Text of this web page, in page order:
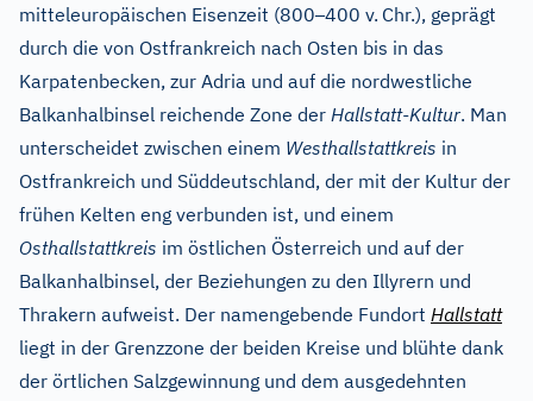
mitteleuropäischen Eisenzeit (800–400 v. Chr.), geprägt
durch die von Ostfrankreich nach Osten bis in das
Karpatenbecken, zur Adria und auf die nordwestliche
Balkanhalbinsel reichende Zone der Hallstatt-Kultur. Man
unterscheidet zwischen einem Westhallstattkreis in
Ostfrankreich und Süddeutschland, der mit der Kultur der
frühen Kelten eng verbunden ist, und einem
Osthallstattkreis im östlichen Österreich und auf der
Balkanhalbinsel, der Beziehungen zu den Illyrern und
Thrakern aufweist. Der namengebende Fundort Hallstatt
liegt in der Grenzzone der beiden Kreise und blühte dank
der örtlichen Salzgewinnung und dem ausgedehnten